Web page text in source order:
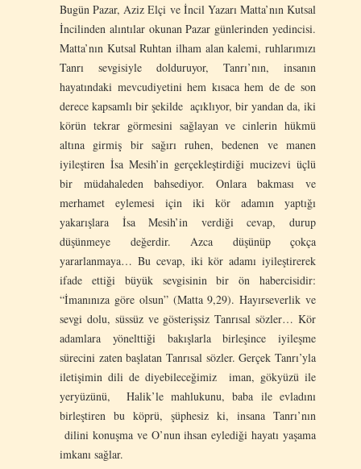
Bugün Pazar, Aziz Elçi ve İncil Yazarı Matta’nın Kutsal
İncilinden alıntılar okunan Pazar günlerinden yedincisi.
Matta’nın Kutsal Ruhtan ilham alan kalemi, ruhlarımızı
Tanrı sevgisiyle dolduruyor, Tanrı’nın, insanın
hayatındaki mevcudiyetini hem kısaca hem de de son
derece kapsamlı bir şekilde açıklıyor, bir yandan da, iki
körün tekrar görmesini sağlayan ve cinlerin hükmü
altına girmiş bir sağırı ruhen, bedenen ve manen
iyileştiren İsa Mesih’in gerçekleştirdiği mucizevi üçlü
bir müdahaleden bahsediyor. Onlara bakması ve
merhamet eylemesi için iki kör adamın yaptığı
yakarışlara İsa Mesih’in verdiği cevap, durup
düşünmeye değerdir. Azca düşünüp çokça
yararlanmaya… Bu cevap, iki kör adamı iyileştirerek
ifade ettiği büyük sevgisinin bir ön habercisidir:
“İmanınıza göre olsun” (Matta 9,29). Hayırseverlik ve
sevgi dolu, süssüz ve gösterişsiz Tanrısal sözler… Kör
adamlara yönelttiği bakışlarla birleşince iyileşme
sürecini zaten başlatan Tanrısal sözler. Gerçek Tanrı’yla
iletişimin dili de diyebileceğimiz iman, gökyüzü ile
yeryüzünü, Halik’le mahlukunu, baba ile evladını
birleştiren bu köprü, şüphesiz ki, insana Tanrı’nın
dilini konuşma ve O’nun ihsan eylediği hayatı yaşama
imkanı sağlar.